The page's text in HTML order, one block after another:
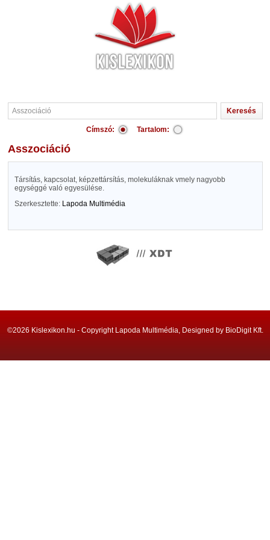
Címszó: Tartalom:
Asszociáció
Társítás, kapcsolat, képzettársítás, molekuláknak vmely nagyobb
egységgé való egyesülése.
Szerkesztette: Lapoda Multimédia
©2026 Kislexikon.hu - Copyright Lapoda Multimédia, Designed by BioDigit Kft.